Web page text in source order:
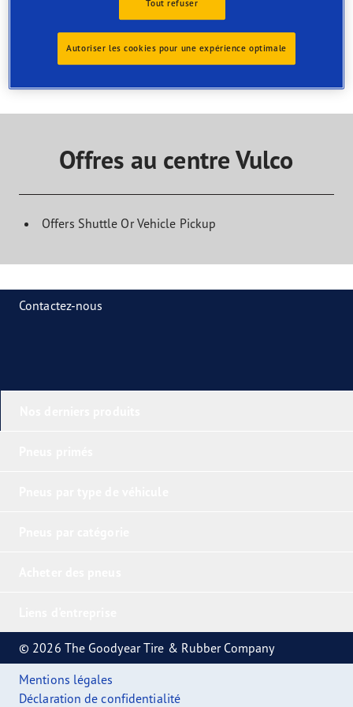
Trouvez le service dont vous avez besoin et contactez le
centre pour organiser votre rendez-vous
Offres au centre Vulco
Offers Shuttle Or Vehicle Pickup
Contactez-nous
© 2026 The Goodyear Tire & Rubber Company
Mentions légales
Déclaration de confidentialité
Tout refuser
Autoriser les cookies pour une expérience optimale